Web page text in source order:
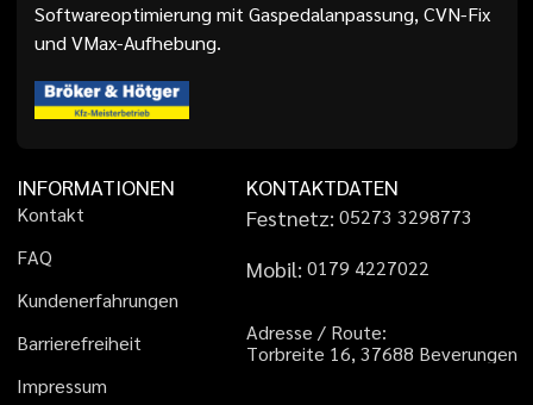
Softwareoptimierung mit Gaspedalanpassung, CVN-Fix
und VMax-Aufhebung.
INFORMATIONEN
Kontakt
FAQ
Kundenerfahrungen
Barrierefreiheit
Impressum
KONTAKTDATEN
Festnetz: 05273 3298773
Mobil: 01 79 4227022
Adresse / Route:
Torbreite 16, 37688 Beverungen